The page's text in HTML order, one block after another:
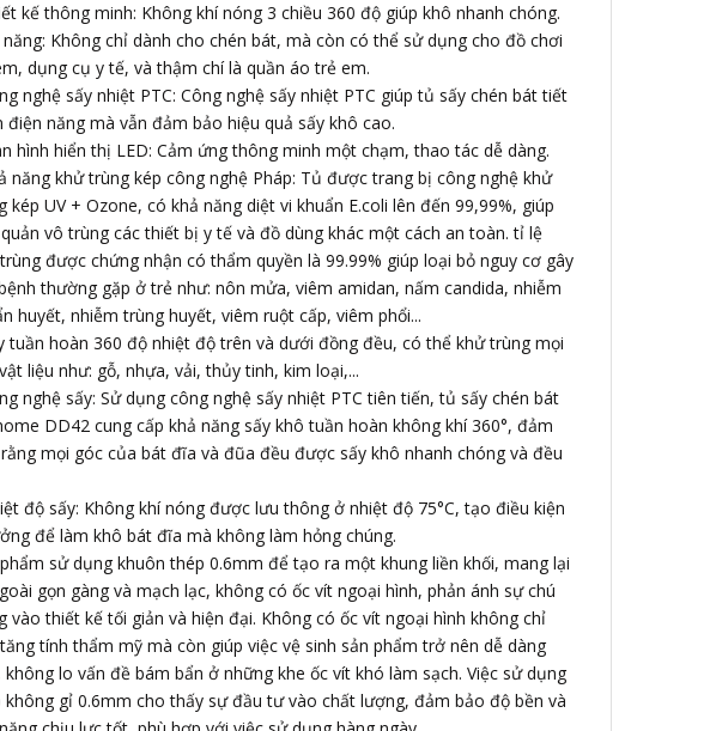
kế thông minh: Không khí nóng 3 chiều 360 độ giúp khô nhanh chóng.
Không chỉ dành cho chén bát, mà còn có thể sử dụng cho đồ chơi
dụng cụ y tế, và thậm chí là quần áo trẻ em.
nghệ sấy nhiệt PTC: Công nghệ sấy nhiệt PTC giúp tủ sấy chén bát tiết
điện năng mà vẫn đảm bảo hiệu quả sấy khô cao.
hình hiển thị LED: Cảm ứng thông minh một chạm, thao tác dễ dàng.
năng khử trùng kép công nghệ Pháp: Tủ được trang bị công nghệ khử
kép UV + Ozone, có khả năng diệt vi khuẩn E.coli lên đến 99,99%, giúp
vô trùng các thiết bị y tế và đồ dùng khác một cách an toàn. tỉ lệ
được chứng nhận có thẩm quyền là 99.99% giúp loại bỏ nguy cơ gây
thường gặp ở trẻ như: nôn mửa, viêm amidan, nấm candida, nhiễm
huyết, nhiễm trùng huyết, viêm ruột cấp, viêm phổi...
tuần hoàn 360 độ nhiệt độ trên và dưới đồng đều, có thể khử trùng mọi
liệu như: gỗ, nhựa, vải, thủy tinh, kim loại,...
nghệ sấy: Sử dụng công nghệ sấy nhiệt PTC tiên tiến, tủ sấy chén bát
DD42 cung cấp khả năng sấy khô tuần hoàn không khí 360°, đảm
mọi góc của bát đĩa và đũa đều được sấy khô nhanh chóng và đều
độ sấy: Không khí nóng được lưu thông ở nhiệt độ 75°C, tạo điều kiện
để làm khô bát đĩa mà không làm hỏng chúng.
sử dụng khuôn thép 0.6mm để tạo ra một khung liền khối, mang lại
gọn gàng và mạch lạc, không có ốc vít ngoại hình, phản ánh sự chú
vào thiết kế tối giản và hiện đại. Không có ốc vít ngoại hình không chỉ
tính thẩm mỹ mà còn giúp việc vệ sinh sản phẩm trở nên dễ dàng
không lo vấn đề bám bẩn ở những khe ốc vít khó làm sạch. Việc sử dụng
không gỉ 0.6mm cho thấy sự đầu tư vào chất lượng, đảm bảo độ bền và